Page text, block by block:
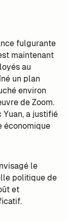
fulgurante
maintenant
au
un plan
environ
de Zoom.
a justifié
économique
le
politique de
et